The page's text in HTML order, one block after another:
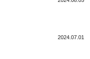
2024.07.01